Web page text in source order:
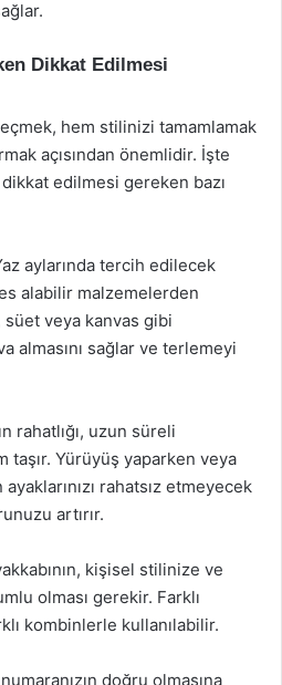
Dikkat Edilmesi
hem stilinizi tamamlamak
açısından önemlidir. İşte
edilmesi gereken bazı
aylarında tercih edilecek
alabilir malzemelerden
süet veya kanvas gibi
almasını sağlar ve terlemeyi
rahatlığı, uzun süreli
taşır. Yürüyüş yaparken veya
rahatsız etmeyecek
artırır.
kişisel stilinize ve
olması gerekir. Farklı
kombinlerle kullanılabilir.
doğru olmasına